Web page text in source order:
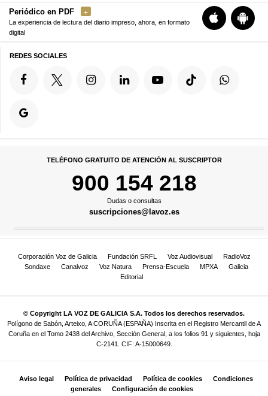
Periódico en PDF
La experiencia de lectura del diario impreso, ahora, en formato
digital
REDES SOCIALES
TELÉFONO GRATUITO DE ATENCIÓN AL SUSCRIPTOR
900 154 218
Dudas o consultas
suscripciones@lavoz.es
Corporación Voz de Galicia Fundación SRFL Voz Audiovisual
RadioVoz
Sondaxe
Canalvoz Voz Natura Prensa-Escuela MPXA
Galicia
Editorial
© Copyright LA VOZ DE GALICIA S.A. Todos los derechos reservados.
Polígono de Sabón, Arteixo, A CORUÑA (ESPAÑA) Inscrita en el Registro Mercantil de A
Coruña en el Tomo 2438 del Archivo, Sección General, a los folios 91 y siguientes, hoja
C-2141. CIF: A-15000649.
Aviso legal Política de privacidad Política de cookies
Condiciones
generales
Configuración de cookies